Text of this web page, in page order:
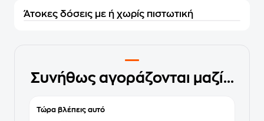
Άτοκες δόσεις με ή χωρίς πιστωτική
Συνήθως αγοράζονται μαζί...
Τώρα βλέπεις αυτό